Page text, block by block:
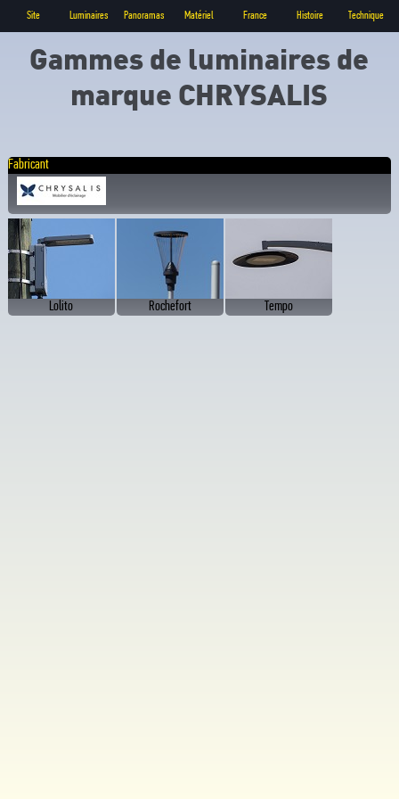
Site Luminaires Panoramas Matériel France Histoire Technique
Gammes de luminaires de
marque CHRYSALIS
Fabricant
Lolito Rochefort Tempo